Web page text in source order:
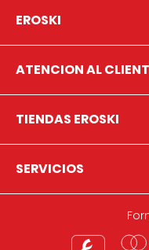
EROSKI
ATENCION AL
TIENDAS EROSKI
SERVICIOS